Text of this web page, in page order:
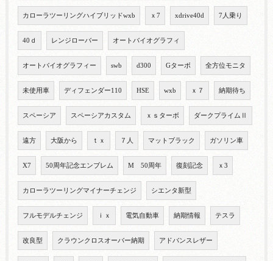
カローラツーリングハイブリッドwxb ｘ7 xdrive40d 7人乗り
40ｄ レンジローバー オートバイオグラフィ
オートバイオグラフィー swb d300 Gターボ 全方位モニタ
未使用車 ディフェンダー110 HSE wxb ｘ７ 納期待ち
スペーシア スペーシアカスタム ｘｓターボ ダークプライムⅡ
遠方 大阪から ｔｘ ７人 マットブラック ガソリン車
X7 50周年記念エンブレム M 50周年 復刻記念 ｘ3
カローラツーリングマイナーチェンジ シエンタ新型
フルモデルチェンジ ｉｘ 電気自動車 納期情報 テスラ
改良型 クラウンクロスオーバー納期 アドバンスレザー